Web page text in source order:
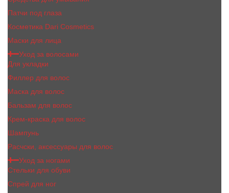
Патчи под глаза
Косметика Dari Cosmetics
Маски для лица
Уход за волосами
Для укладки
Филлер для волос
Маска для волос
Бальзам для волос
Крем-краска для волос
Шампунь
Расчски, аксессуары для волос
Уход за ногами
Стельки для обуви
Спрей для ног